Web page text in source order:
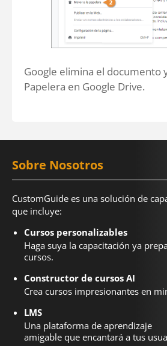
Google elimina el documento
Papelera en Google Drive.
Sobre Nosotros
CustomGuide es una solución de
que incluye:
Cursos personalizables
Haga suya la capacitación ya
cursos.
Constructor de cursos AI
Crea cursos impresionantes en
LMS
Una plataforma de aprendizaje
amigable que encantará a tus